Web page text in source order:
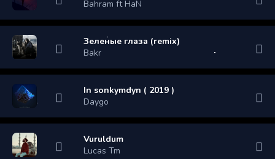
Bahram ft HaN
Зеленые глаза (remix)
Bakr
In sonkymdyn ( 2019 )
Daygo
Vuruldum
Lucas Tm